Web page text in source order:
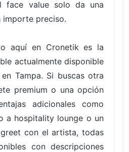
face value solo da una
importe preciso.
aquí en Cronetik es la
actualmente disponible
Tampa. Si buscas otra
premium o una opción
adicionales como
a hospitality lounge o un
con el artista, todas
con descripciones